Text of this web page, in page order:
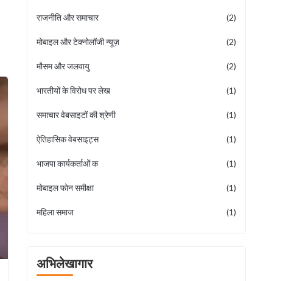
राजनीति और समाचार (2)
मोबाइल और टेक्नोलॉजी न्यूज़ (2)
मौसम और जलवायु (2)
भारतीयों के विरोध पर लेख (1)
समाचार वेबसाइटों की श्रेणी (1)
ऐतिहासिक वेबसाइट्स (1)
भाजपा कार्यकर्ताओं क (1)
मोबाइल फोन समीक्षा (1)
महिला समाज (1)
अभिलेखागार